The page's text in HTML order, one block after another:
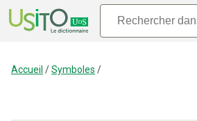
Accueil /Symboles /